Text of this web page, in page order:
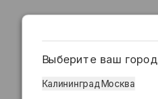
Выберите ваш город
КалининградМосква